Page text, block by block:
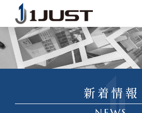
新着情報